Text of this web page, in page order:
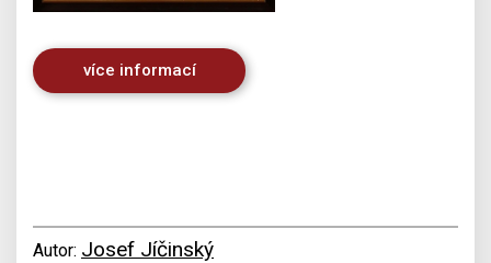
více informací
Autor: Josef Jíčinský